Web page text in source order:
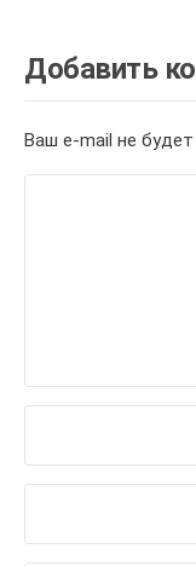
Добавить
Ваш e-mail не будет